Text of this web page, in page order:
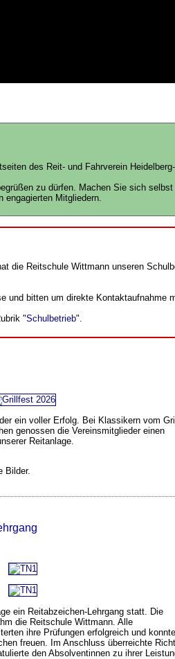
des Reit- und Fahrverein Heidelberg-
zu dürfen. Machen Sie sich selbst
engagierten Mitgliedern.
die Reitschule Wittmann unseren
und bitten um direkte Kontaktaufnahme
"Schulbetrieb".
ein voller Erfolg. Bei Klassikern vom
genossen die Vereinsmitglieder einen
Reitanlage.
Bilder.
ein Reitabzeichen-Lehrgang statt. Die
die Reitschule Wittmann. Alle
ihre Prüfungen erfolgreich und
freuen. Im Anschluss überreichte
den Absolventinnen zu ihrer